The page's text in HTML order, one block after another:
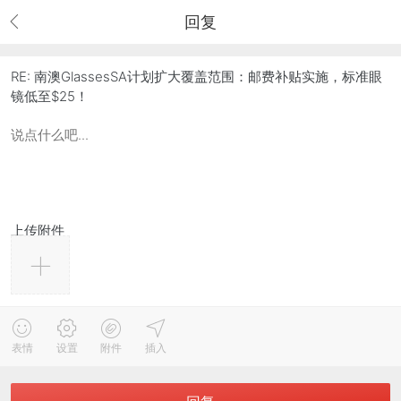
回复
RE: 南澳GlassesSA计划扩大覆盖范围：邮费补贴实施，标准眼
镜低至$25！
上传附件
表情 设置 附件 插入